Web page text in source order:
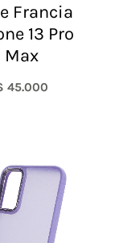
Francia
13 Pro
Max
45.000